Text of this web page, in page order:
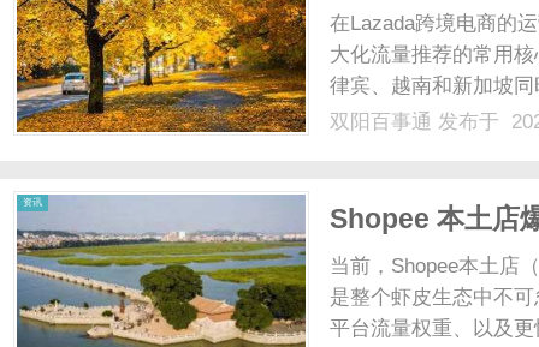
端收款交汇风险
在Lazada跨境电商的
大化流量推荐的常用
律宾、越南和新加坡
的东南亚消费群体。
双阳百事通 发布于
资讯
Shopee 本土店
资金安全回国？
当前，Shopee本土店
是整个虾皮生态中不
平台流量权重、以及